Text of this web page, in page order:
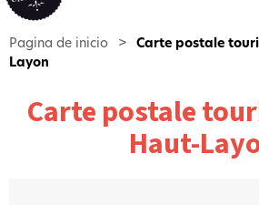
Pagina de inicio > Carte postale
Layon
Carte postale
Haut-